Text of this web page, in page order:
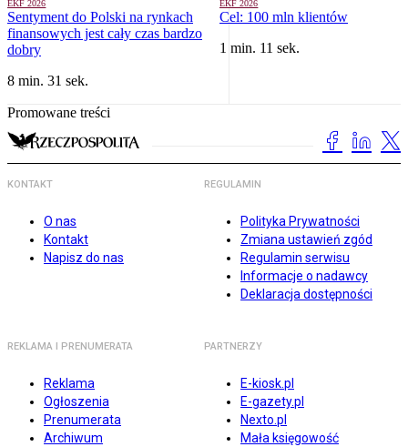
EKF 2026
Sentyment do Polski na rynkach
finansowych jest cały czas bardzo
dobry
8 min. 31 sek.
EKF 2026
Cel: 100 mln klientów
1 min. 11 sek.
Promowane treści
KONTAKT
O nas
Kontakt
Napisz do nas
REGULAMIN
Polityka Prywatności
Zmiana ustawień zgód
Regulamin serwisu
Informacje o nadawcy
Deklaracja dostępności
REKLAMA I PRENUMERATA
Reklama
Ogłoszenia
Prenumerata
Archiwum
PARTNERZY
E-kiosk.pl
E-gazety.pl
Nexto.pl
Mała księgowość